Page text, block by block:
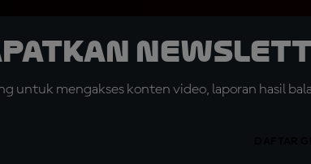
untuk mengakses konten video, laporan hasil